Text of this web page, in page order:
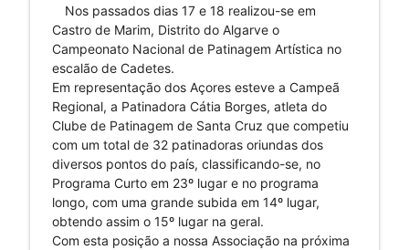
Nos passados dias 17 e 18 realizou-se em
Castro de Marim, Distrito do Algarve o
Campeonato Nacional de Patinagem Artística no
escalão de Cadetes.
Em representação dos Açores esteve a Campeã
Regional, a Patinadora Cátia Borges, atleta do
Clube de Patinagem de Santa Cruz que competiu
com um total de 32 patinadoras oriundas dos
diversos pontos do país, classificando-se, no
Programa Curto em 23º lugar e no programa
longo, com uma grande subida em 14º lugar,
obtendo assim o 15º lugar na geral.
Com esta posição a nossa Associação na próxima